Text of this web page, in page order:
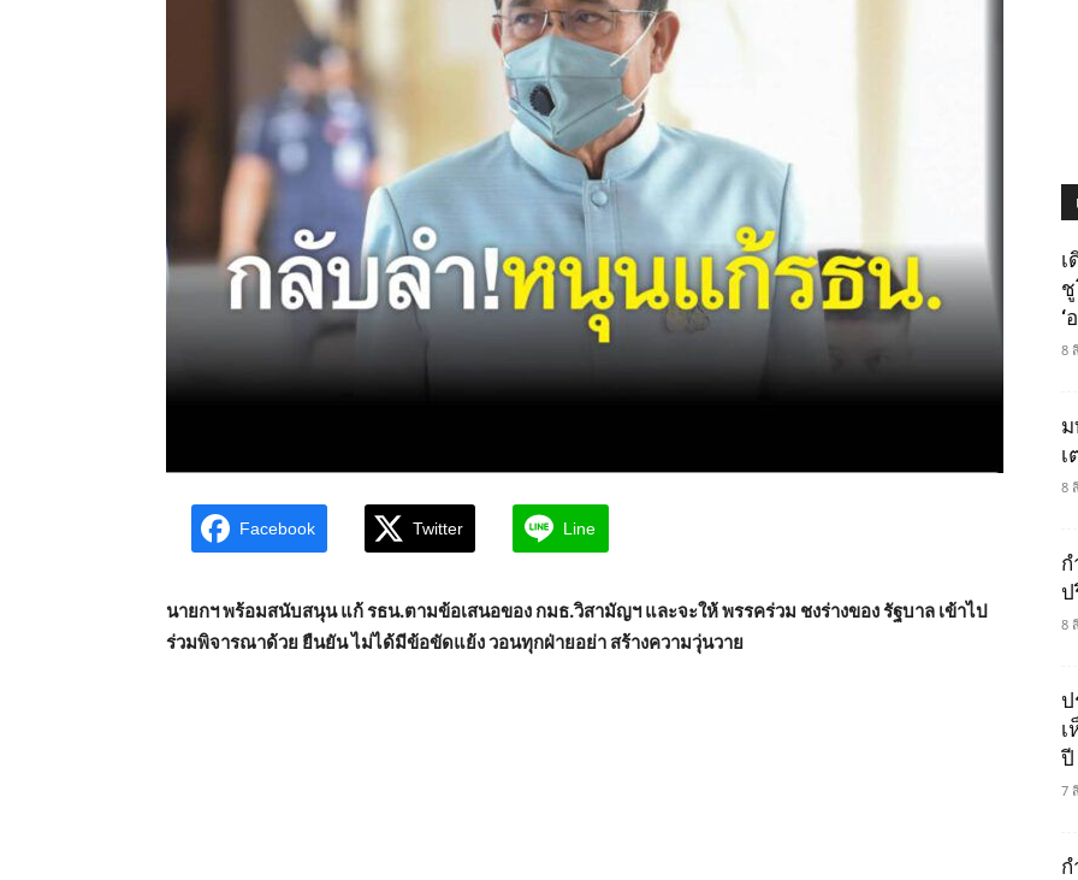
Facebook Twitter Line
นายกฯ พร้อมสนับสนุน แก้ รธน.ตามข้อเสนอของ กมธ.วิสามัญฯ และจะให้ พรรคร่วม ชงร่างของ รัฐบาล เข้าไป
ร่วมพิจารณาด้วย ยืนยัน ไม่ได้มีข้อขัดแย้ง วอนทุกฝ่ายอย่า สร้างความวุ่นวาย
‘
8
8
ป
8
ป
ปี
7